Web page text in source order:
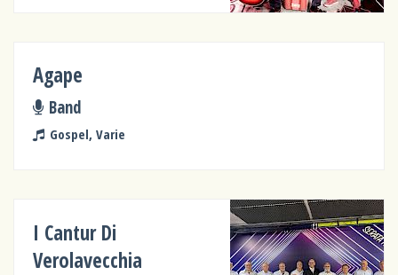
Agape
Band
Gospel, Varie
I Cantur Di
Verolavecchia